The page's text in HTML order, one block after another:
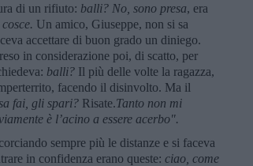
di un rifiuto: balli? No, sono presa, era
Un amico, Giuseppe, non si sa
accettare di buon grado un diniego.
in considerazione poi, di scatto, per
balli? Il più delle volte la ragazza,
facendo il disinvolto. Ma il
fai, gli spari? Risate.Tanto non mi
è l’acino a essere acerbo".
sempre più le distanze e si faceva
in confidenza erano queste: ciao, come